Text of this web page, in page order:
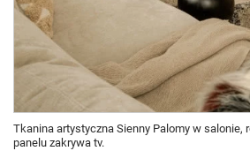
Tkanina artystyczna Sienny Palomy w salonie,
panelu zakrywa tv.